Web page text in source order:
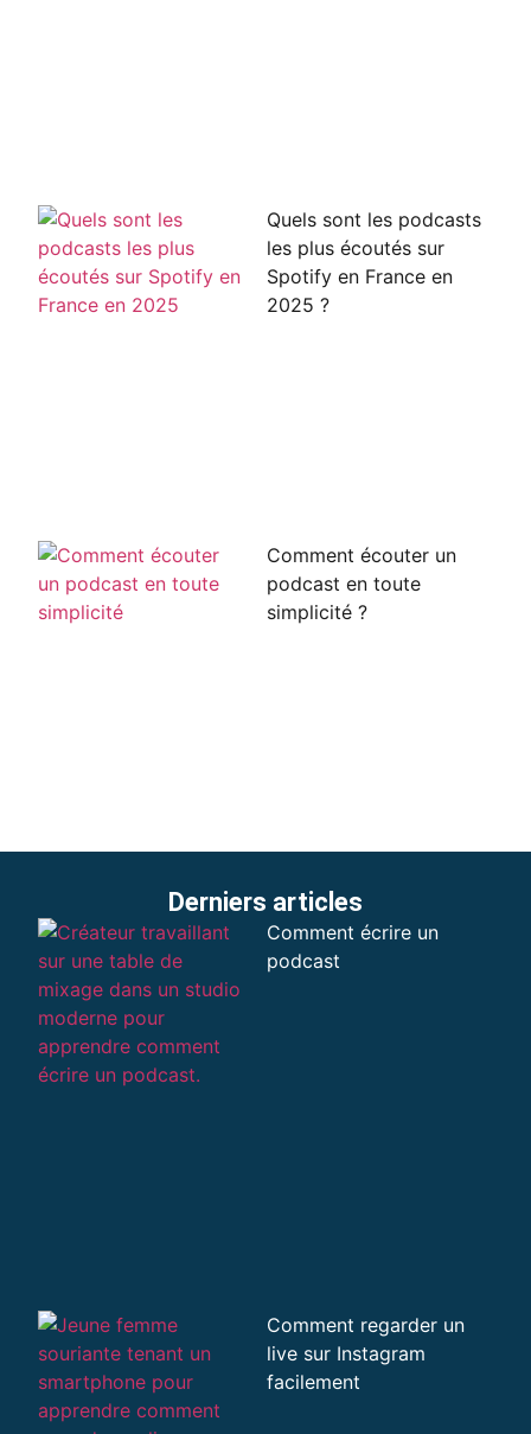
Quels sont les podcasts
les plus écoutés sur
Spotify en France en
2025 ?
Comment écouter un
podcast en toute
simplicité ?
Derniers articles
Comment écrire un
podcast
Comment regarder un
live sur Instagram
facilement